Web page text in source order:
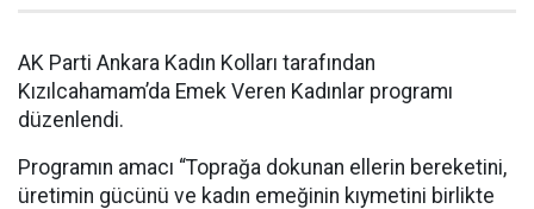
AK Parti Ankara Kadın Kolları tarafından
Kızılcahamam’da Emek Veren Kadınlar programı
düzenlendi.
Programın amacı “Toprağa dokunan ellerin bereketini,
üretimin gücünü ve kadın emeğinin kıymetini birlikte